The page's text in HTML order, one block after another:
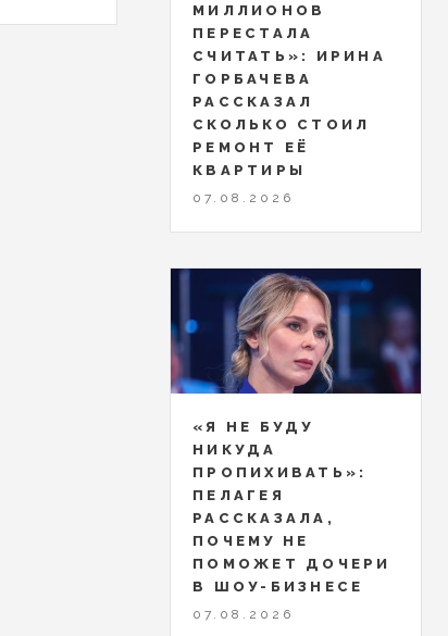
МИЛЛИОНОВ
ПЕРЕСТАЛА
СЧИТАТЬ»: ИРИНА
ГОРБАЧЕВА
РАССКАЗАЛ
СКОЛЬКО СТОИЛ
РЕМОНТ ЕЁ
КВАРТИРЫ
07.08.2026
«Я НЕ БУДУ
НИКУДА
ПРОПИХИВАТЬ»:
ПЕЛАГЕЯ
РАССКАЗАЛА,
ПОЧЕМУ НЕ
ПОМОЖЕТ ДОЧЕРИ
В ШОУ-БИЗНЕСЕ
07.08.2026